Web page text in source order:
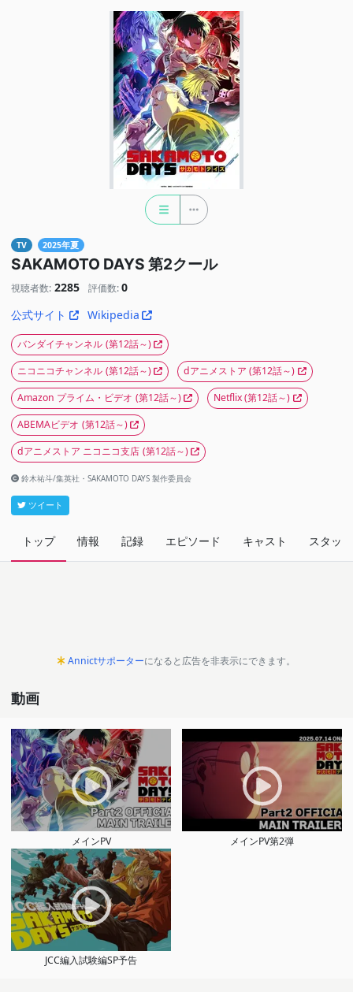
TV 2025年夏
SAKAMOTO DAYS 第2クール
視聴者数: 2285 評価数: 0
公式サイト
Wikipedia
バンダイチャンネル (第12話～)
ニコニコチャンネル (第12話～) dアニメストア (第12話～)
Amazon プライム・ビデオ (第12話～) Netflix (第12話～)
ABEMAビデオ (第12話～)
dアニメストア ニコニコ支店 (第12話～)
鈴木祐斗/集英社・SAKAMOTO DAYS 製作委員会
ツイート
トップ 情報 記録 エピソード キャスト スタッフ
Annictサポーターになると広告を非表示にできます。
動画
メインPV メインPV第2弾
JCC編入試験編SP予告